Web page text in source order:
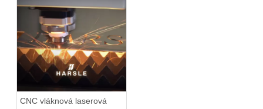
CNC vláknová laserová